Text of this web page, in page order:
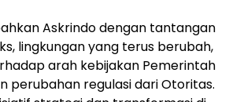
Askrindo dengan tantangan
lingkungan yang terus berubah,
arah kebijakan Pemerintah
perubahan regulasi dari Otoritas.